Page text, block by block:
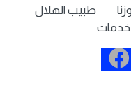
طبيب الهلال
خدمات